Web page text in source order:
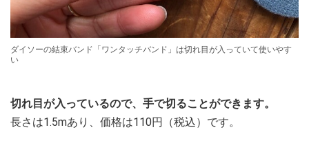
ダイソーの結束バンド「ワンタッチバンド」は切れ目が入っていて使いやす
い
切れ目が入っているので、手で切ることができます。
長さは1.5mあり、価格は110円（税込）です。